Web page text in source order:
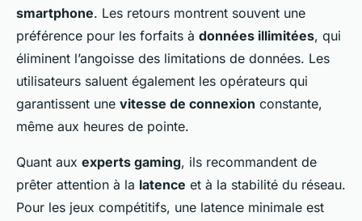
smartphone. Les retours montrent souvent une
préférence pour les forfaits à données illimitées, qui
éliminent l’angoisse des limitations de données. Les
utilisateurs saluent également les opérateurs qui
garantissent une vitesse de connexion constante,
même aux heures de pointe.
Quant aux experts gaming, ils recommandent de
prêter attention à la latence et à la stabilité du réseau.
Pour les jeux compétitifs, une latence minimale est